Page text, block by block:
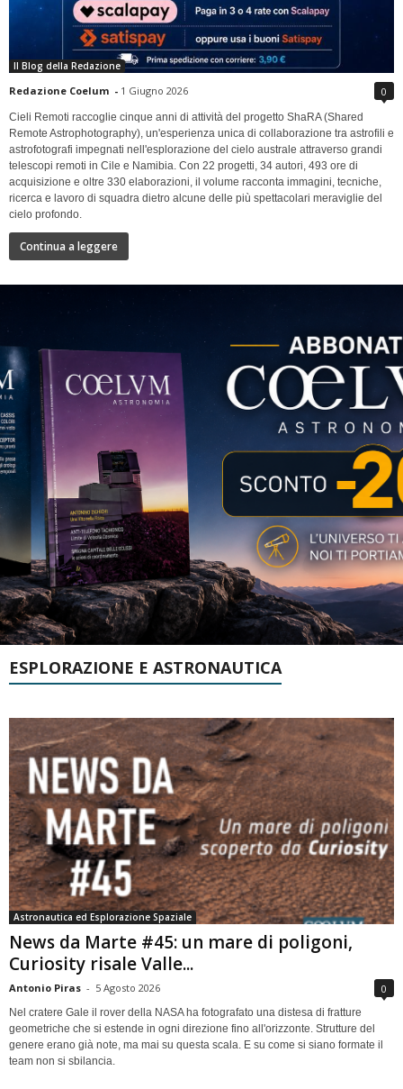
Il Blog della Redazione
Redazione Coelum - 1 Giugno 2026 0
Cieli Remoti raccoglie cinque anni di attività del progetto ShaRA (Shared
Remote Astrophotography), un'esperienza unica di collaborazione tra astrofili e
astrofotografi impegnati nell'esplorazione del cielo australe attraverso grandi
telescopi remoti in Cile e Namibia. Con 22 progetti, 34 autori, 493 ore di
acquisizione e oltre 330 elaborazioni, il volume racconta immagini, tecniche,
ricerca e lavoro di squadra dietro alcune delle più spettacolari meraviglie del
cielo profondo.
Continua a leggere
ESPLORAZIONE E ASTRONAUTICA
Astronautica ed Esplorazione Spaziale
News da Marte #45: un mare di poligoni,
Curiosity risale Valle...
Antonio Piras - 5 Agosto 2026 0
Nel cratere Gale il rover della NASA ha fotografato una distesa di fratture
geometriche che si estende in ogni direzione fino all'orizzonte. Strutture del
genere erano già note, ma mai su questa scala. E su come si siano formate il
team non si sbilancia.